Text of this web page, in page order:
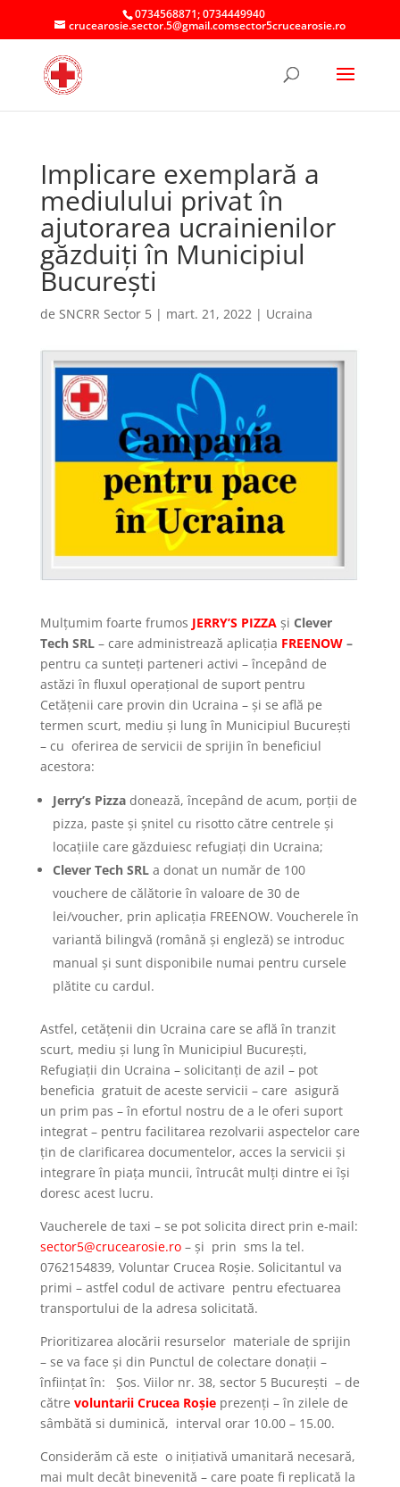
0734568871; 0734449940
crucearosie.sector.5@gmail.comsector5crucearosie.ro
Implicare exemplară a
mediulului privat în
ajutorarea ucrainienilor
găzduiți în Municipiul
București
de SNCRR Sector 5| mart. 21, 2022| Ucraina
Mulțumim foarte frumos JERRY’S PIZZAși Clever
Tech SRL– care administrează aplicația FREENOW–
pentru ca sunteți parteneri activi – începând de
astăzi în fluxul operațional de suport pentru
Cetățenii care provin din Ucraina – și se află pe
termen scurt, mediu și lung în Municipiul București
– cu oferirea de servicii de sprijin în beneficiul
acestora:
Jerry’s Pizzadonează, începând de acum, porții de
pizza, paste și șnitel cu risotto către centrele și
locațiile care găzduiesc refugiați din Ucraina;
Clever Tech SRLa donat un număr de 100
vouchere de călătorie în valoare de 30 de
lei/voucher, prin aplicația FREENOW. Voucherele în
variantă bilingvă (română și engleză) se introduc
manual și sunt disponibile numai pentru cursele
plătite cu cardul.
Astfel, cetățenii din Ucraina care se află în tranzit
scurt, mediu și lung în Municipiul București,
Refugiații din Ucraina – solicitanți de azil – pot
beneficia gratuit de aceste servicii – care asigură
un prim pas – în efortul nostru de a le oferi suport
integrat – pentru facilitarea rezolvarii aspectelor care
țin de clarificarea documentelor, acces la servicii și
integrare în piața muncii, întrucât mulți dintre ei își
doresc acest lucru.
Vaucherele de taxi – se pot solicita direct prin e-mail:
sector5@crucearosie.ro– și prin sms la tel.
0762154839, Voluntar Crucea Roșie. Solicitantul va
primi – astfel codul de activare pentru efectuarea
transportului de la adresa solicitată.
Prioritizarea alocării resurselor materiale de sprijin
– se va face și din Punctul de colectare donații –
înființat în: Șos. Viilor nr. 38, sector 5 București – de
către voluntarii Crucea Roșieprezenți – în zilele de
sâmbătă si duminică, interval orar 10.00 – 15.00.
Considerăm că este o inițiativă umanitară necesară,
mai mult decât binevenită – care poate fi replicată la